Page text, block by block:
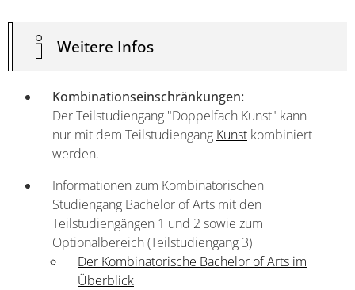
Weitere Infos
Kombinationseinschränkungen:
Der Teilstudiengang "Doppelfach Kunst" kann
nur mit dem Teilstudiengang Kunst kombiniert
werden.
Informationen zum Kombinatorischen
Studiengang Bachelor of Arts mit den
Teilstudiengängen 1 und 2 sowie zum
Optionalbereich (Teilstudiengang 3)
Der Kombinatorische Bachelor of Arts im
Überblick